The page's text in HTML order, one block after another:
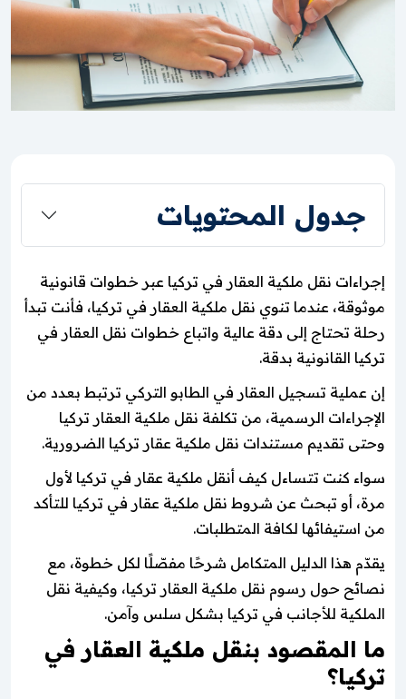
جدول المحتويات
إجراءات نقل ملكية العقار في تركيا عبر خطوات قانونية
موثوقة، عندما تنوي نقل ملكية العقار في تركيا، فأنت تبدأ
رحلة تحتاج إلى دقة عالية واتباع خطوات نقل العقار في
تركيا القانونية بدقة.
إن عملية تسجيل العقار في الطابو التركي ترتبط بعدد من
الإجراءات الرسمية، من تكلفة نقل ملكية العقار تركيا
وحتى تقديم مستندات نقل ملكية عقار تركيا الضرورية.
سواء كنت تتساءل كيف أنقل ملكية عقار في تركيا لأول
مرة، أو تبحث عن شروط نقل ملكية عقار في تركيا للتأكد
من استيفائها لكافة المتطلبات.
يقدّم هذا الدليل المتكامل شرحًا مفصّلًا لكل خطوة، مع
نصائح حول رسوم نقل ملكية العقار تركيا، وكيفية نقل
الملكية للأجانب في تركيا بشكل سلس وآمن.
ما المقصود بنقل ملكية العقار في
تركيا؟